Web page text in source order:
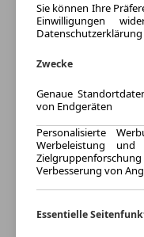
Sie können Ihre
Einwilligungen
Zwecke
Genaue
von Endgeräten
Personalisierte
Werbeleistung
Verbesserung von
Essentielle